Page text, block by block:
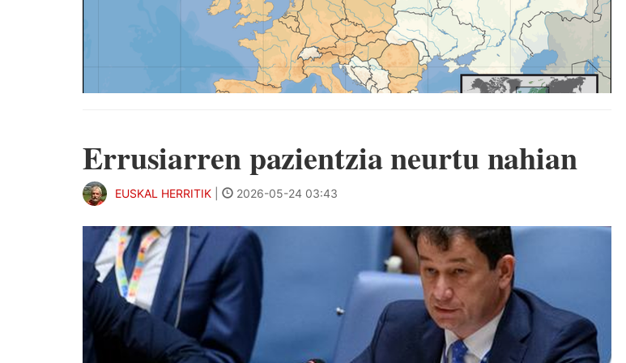
Errusiarren pazientzia neurtu nahian
EUSKAL HERRITIK 2026-05-24 03:43